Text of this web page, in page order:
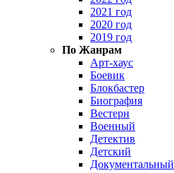
2021 год
2020 год
2019 год
По Жанрам
Арт-хаус
Боевик
Блокбастер
Биография
Вестерн
Военный
Детектив
Детский
Документальный